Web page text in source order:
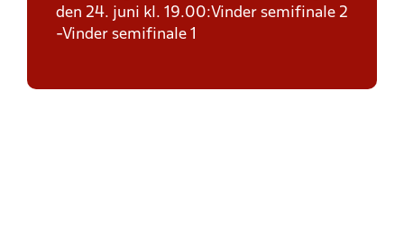
den 24. juni kl. 19.00:Vinder semifinale 2
-Vinder semifinale 1